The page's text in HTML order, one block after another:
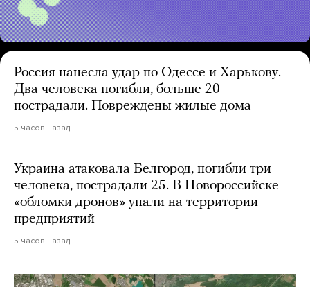
Россия нанесла удар по Одессе и Харькову.
Два человека погибли, больше 20
пострадали. Повреждены жилые дома
5 часов назад
Украина атаковала Белгород, погибли три
человека, пострадали 25. В Новороссийске
«обломки дронов» упали на территории
предприятий
5 часов назад